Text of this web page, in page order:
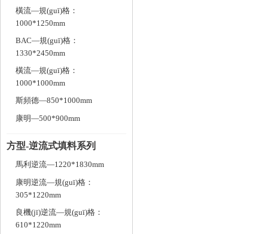
橫流—規(guī)格：
1000*1250mm
BAC—規(guī)格：
1330*2450mm
橫流—規(guī)格：
1000*1000mm
斯頻德—850*1000mm
康明—500*900mm
方型-逆流式填料系列
馬利逆流—1220*1830mm
康明逆流—規(guī)格：
305*1220mm
良機(jī)逆流—規(guī)格：
610*1220mm